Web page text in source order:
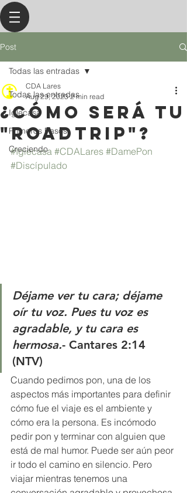
Post
Todas las entradas
Iglecasa
Primeros Pasos
Creciendo
Todas las entradas
¿Cómo será tu
"roadtrip"?
CDA Lares
Aug 29, 2023 2 min read
#Iglecasa #CDALares #DamePon
#Discípulado
Déjame ver tu cara; déjame
oír tu voz. Pues tu voz es
agradable, y tu cara es
hermosa.- Cantares 2:14
(NTV)
Cuando pedimos pon, una de los
aspectos más importantes para definir
cómo fue el viaje es el ambiente y
cómo era la persona. Es incómodo
pedir pon y terminar con alguien que
está de mal humor. Puede ser aún peor
ir todo el camino en silencio. Pero
viajar mientras tenemos una